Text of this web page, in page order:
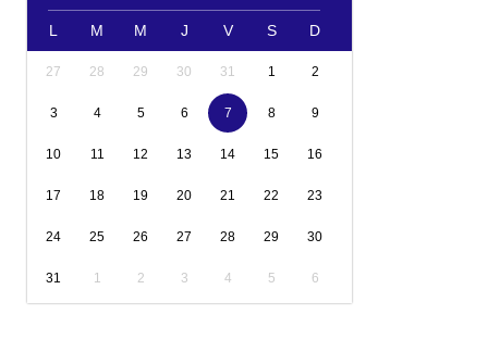
L M M J V S D
27 28 29 30 31 1 2
3 4 5 6 7 8 9
10 11 12 13 14 15 16
17 18 19 20 21 22 23
24 25 26 27 28 29 30
31 1 2 3 4 5 6